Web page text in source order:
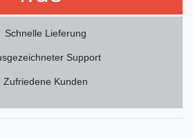
Schnelle Lieferung
Support
Zufriedene Kunden